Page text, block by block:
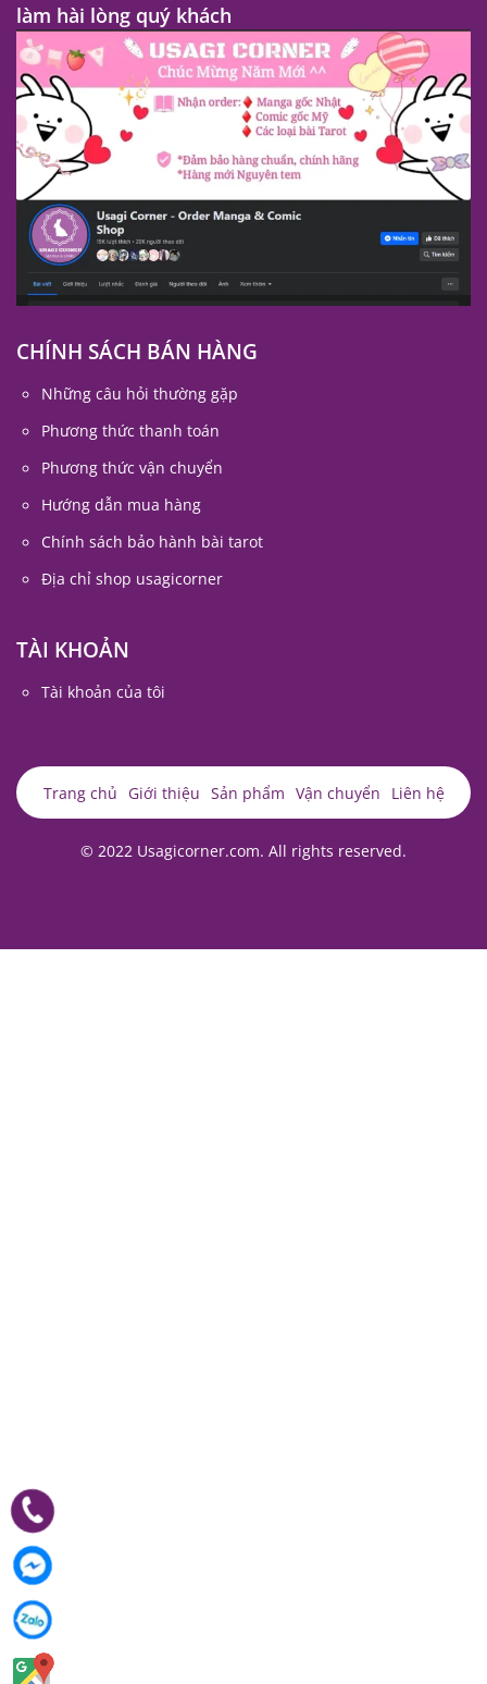
làm hài lòng quý khách
CHÍNH SÁCH BÁN HÀNG
Những câu hỏi thường gặp
Phương thức thanh toán
Phương thức vận chuyển
Hướng dẫn mua hàng
Chính sách bảo hành bài tarot
Địa chỉ shop usagicorner
TÀI KHOẢN
Tài khoản của tôi
Trang chủ Giới thiệu Sản phẩm Vận chuyển Liên hệ
© 2022 Usagicorner.com. All rights reserved.